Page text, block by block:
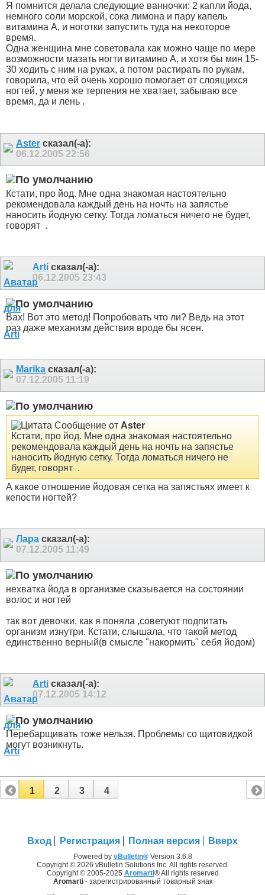
Я помнится делала следующие ванночки: 2 капли йода,
немного соли морской, сока лимона и пару капель
витамина А, и ноготки запустить туда на некоторое
время.
Одна женщина мне советовала как можно чаще по мере
возможности мазать ногти витамино А, и хотя бы мин 15-
30 ходить с ним на руках, а потом растирать по рукам,
говорила, что ей очень хорошо помогает от слоящихся
ногтей, у меня же терпения не хватает, забываю все
время, да и лень .
Aster сказал(-а):
06.12.2005 22:56
Кстати, про йод. Мне одна знакомая настоятельно
рекомендовала каждый день на ночть на запястье
наносить йодную сетку. Тогда ломаться ничего не будет,
говорят .
Arti сказал(-а):
06.12.2005 23:43
Вах! Вот это метод! Попробовать что ли? Ведь на этот
раз даже механизм действия вроде бы ясен.
Marika сказал(-а):
07.12.2005 11:19
Сообщение от Aster
Кстати, про йод. Мне одна знакомая настоятельно
рекомендовала каждый день на ночть на запястье
наносить йодную сетку. Тогда ломаться ничего не
будет, говорят .
А какое отношение йодовая сетка на запястьях имеет к
кепости ногтей?
Лара сказал(-а):
07.12.2005 11:49
нехватка йода в организме сказывается на состоянии
волос и ногтей
так вот девочки, как я поняла ,советуют подпитать
организм изнутри. Кстати, слышала, что такой метод
единственно верный(в смысле "накормить" себя йодом)
Arti сказал(-а):
07.12.2005 14:12
Перебарщивать тоже нельзя. Проблемы со щитовидкой
могут возникнуть.
1 2 3 4
Вход Регистрация Полная версия Вверх
Powered by vBulletin®Version 3.6.8
Copyright © 2026 vBulletin Solutions Inc. All rights reserved.
Copyright © 2005-2025 Aromarti® All rights reserved
Aromarti- зарегистрированный товарный знак